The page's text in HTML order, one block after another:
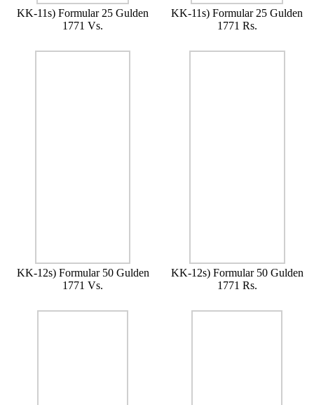
KK-11s) Formular 25 Gulden
1771 Vs.
KK-11s) Formular 25 Gulden
1771 Rs.
KK-12s) Formular 50 Gulden
1771 Vs.
KK-12s) Formular 50 Gulden
1771 Rs.